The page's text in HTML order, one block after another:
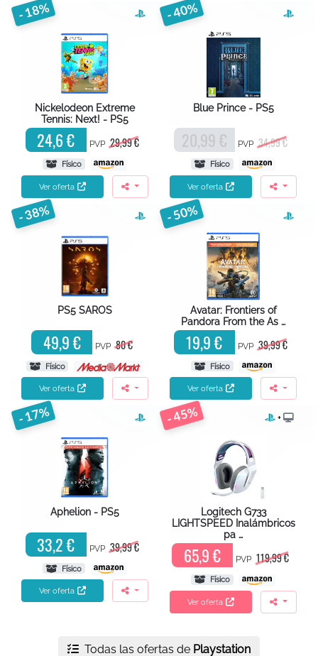
- 18%
Nickelodeon Extreme
Tennis: Next! - PS5
24,6 € PVP 29,99 €
Físico
Ver oferta
- 40%
Blue Prince - PS5
20,99 € PVP 34,99 €
Físico
Ver oferta
- 38%
PS5 SAROS
49,9 € PVP 80 €
Físico
Ver oferta
- 50%
Avatar: Frontiers of
Pandora From the As …
19,9 € PVP 39,99 €
Físico
Ver oferta
- 17%
Aphelion - PS5
33,2 € PVP 39,99 €
Físico
Ver oferta
- 45% +
Logitech G733
LIGHTSPEED Inalámbricos
pa …
65,9 € PVP 119,99 €
Físico
Ver oferta
Todas las ofertas de Playstation